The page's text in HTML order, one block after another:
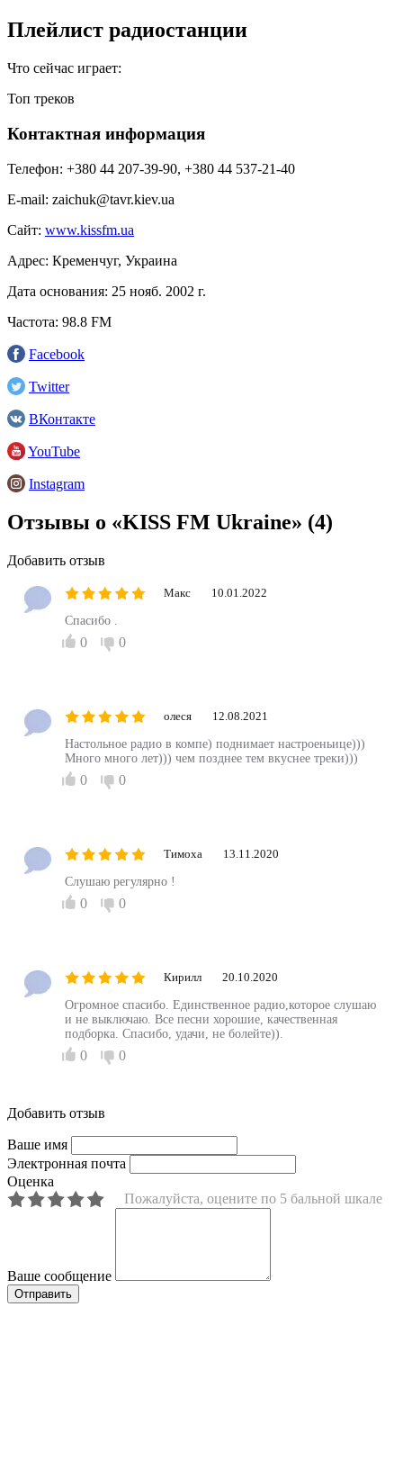
Плейлист радиостанции
Что сейчас играет:
Топ треков
Контактная информация
Телефон: +380 44 207-39-90, +380 44 537-21-40
E-mail: zaichuk@tavr.kiev.ua
Сайт: www.kissfm.ua
Адрес: Кременчуг, Украина
Дата основания: 25 нояб. 2002 г.
Частота: 98.8 FM
Facebook
Twitter
ВКонтакте
YouTube
Instagram
Отзывы о «KISS FM Ukraine» (4)
Добавить отзыв
Макс 10.01.2022
Спасибо .
0 0
олеся 12.08.2021
Настольное радио в компе) поднимает настроеньице)))
Много много лет))) чем позднее тем вкуснее треки)))
0 0
Тимоха 13.11.2020
Слушаю регулярно !
0 0
Кирилл 20.10.2020
Огромное спасибо. Единственное радио,которое слушаю
и не выключаю. Все песни хорошие, качественная
подборка. Спасибо, удачи, не болейте)).
0 0
Добавить отзыв
Ваше имя
Электронная почта
Оценка
Пожалуйста, оцените по 5 бальной шкале
Ваше сообщение